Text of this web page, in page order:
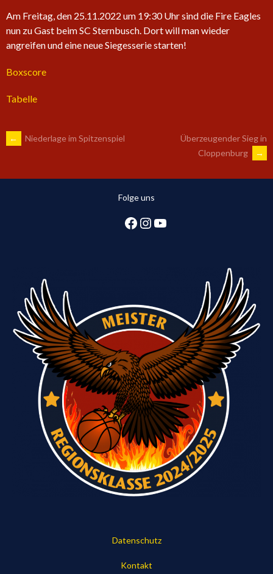
Am Freitag, den 25.11.2022 um 19:30 Uhr sind die Fire Eagles
nun zu Gast beim SC Sternbusch. Dort will man wieder
angreifen und eine neue Siegesserie starten!
Boxscore
Tabelle
ARTIKEL-
NAVIGATION
← Niederlage im Spitzenspiel
Überzeugender Sieg in
Cloppenburg
→
Folge uns
Facebook
Instagram
YouTube
Datenschutz
Kontakt